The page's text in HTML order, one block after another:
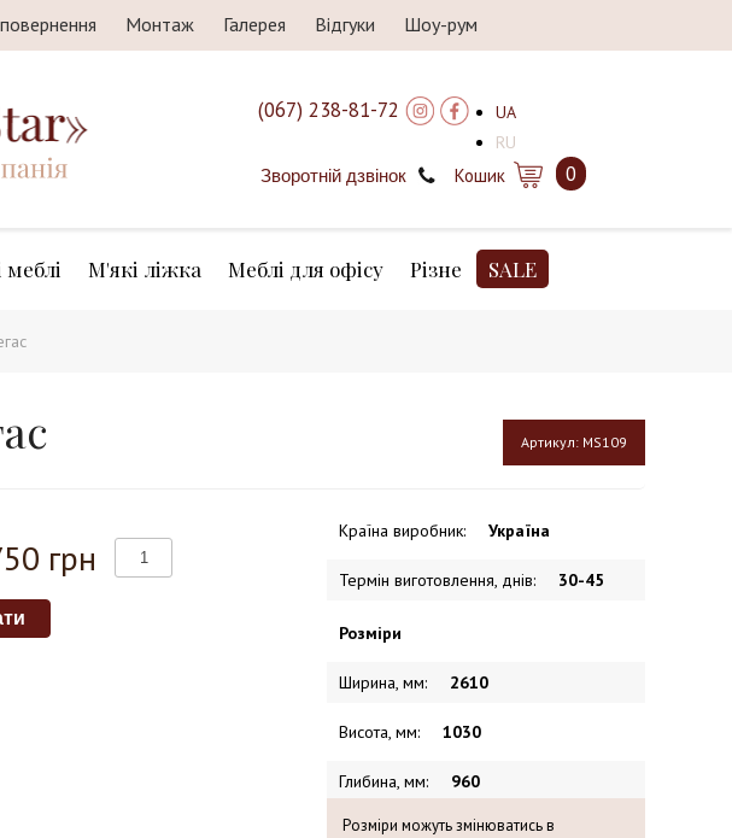
повернення Монтаж Галерея Відгуки Шоу-рум
(067) 238-81-72
UA
RU
Зворотній дзвінок Кошик 0
М'які ліжка Меблі для офісу Різне SALE
Артикул: MS109
грн
Країна виробник: Україна
Термін виготовлення, днів: 30-45
Розміри
Ширина, мм: 2610
Висота, мм: 1030
Глибина, мм: 960
Розміри можуть змінюватись в